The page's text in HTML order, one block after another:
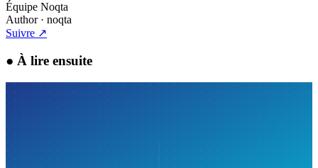
Équipe Noqta
Author· noqta
Suivre ↗
● À lire ensuite